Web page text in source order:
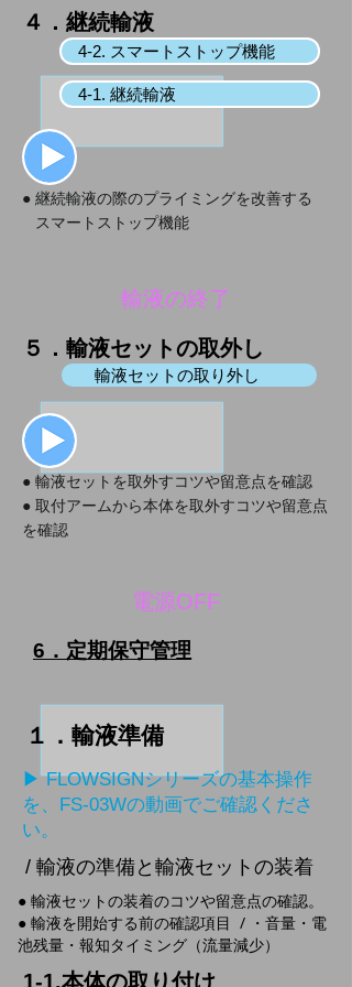
4-1. 継続輸液
4-2. スマートストップ機能
４．継続輸液
● 継続輸液の際のプライミングを改善する
スマートストップ機能
輸液の終了
輸液セットの取り外し
５．輸液セットの取外し
● 輸液セットを取外すコツや留意点を確認
● 取付アームから本体を取外すコツや留意点
を確認
​電源OFF
6．定期保守管理
１．輸液準備
▶ FLOWSIGNシリーズの基本操作
を、FS-03Wの動画でご確認くださ
い。
/ 輸液の準備と輸液セットの装着
● 輸液セットの装着のコツや留意点の確認。
● 輸液を開始する前の確認項目 / ・音量・電
池残量・報知タイミング（流量減少）
1-1.本体の取り付け